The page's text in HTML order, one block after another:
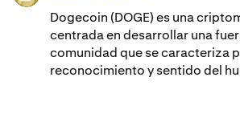
Dogecoin (DOGE) es una
centrada en desarrollar una
comunidad que se caracteriza
reconocimiento y sentido del